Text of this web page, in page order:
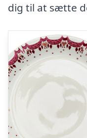
dig til at sætte